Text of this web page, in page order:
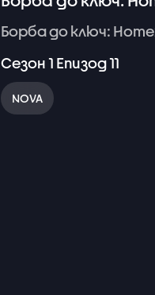
Борбадо ключ:
Сезон1 Епизод11
NOVA